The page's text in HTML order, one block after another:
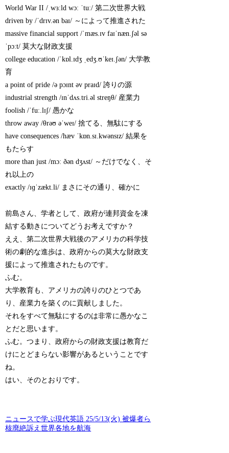
World War II /ˌwɜːld wɔː ˈtuː/ 第二次世界大戦
driven by /ˈdrɪv.ən baɪ/ ～によって推進された
massive financial support /ˈmæs.ɪv faɪˈnæn.ʃəl sə
ˈpɔːt/ 莫大な財政支援
college education /ˈkɒl.ɪdʒ ˌedʒ.ʊˈkeɪ.ʃən/ 大学教
育
a point of pride /ə pɔɪnt əv praɪd/ 誇りの源
industrial strength /ɪnˈdʌs.tri.əl streŋθ/ 産業力
foolish /ˈfuː.lɪʃ/ 愚かな
throw away /θrəʊ əˈweɪ/ 捨てる、無駄にする
have consequences /hæv ˈkɒn.sɪ.kwənsɪz/ 結果を
もたらす
more than just /mɔː ðən dʒʌst/ ～だけでなく、そ
れ以上の
exactly /ɪɡˈzækt.li/ まさにその通り、確かに
前島さん、学者として、政府が連邦資金を凍
結する動きについてどうお考えですか？
ええ、第二次世界大戦後のアメリカの科学技
術の劇的な進歩は、政府からの莫大な財政支
援によって推進されたものです。
ふむ。
大学教育も、アメリカの誇りのひとつであ
り、産業力を築くのに貢献しました。
それをすべて無駄にするのは非常に愚かなこ
とだと思います。
ふむ。つまり、政府からの財政支援は教育だ
けにとどまらない影響があるということです
ね。
はい、そのとおりです。
ニュースで学ぶ現代英語 25/5/13(火) 被爆者ら
核廃絶訴え世界各地を航海